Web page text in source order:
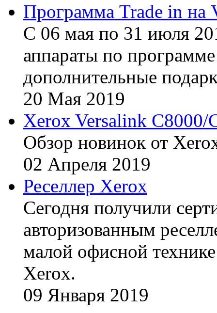
Программа Trade in на
С 06 мая по 31 июля
аппараты по
дополнительные
20 Мая 2019
Xerox Versalink C8000/
Обзор новинок от
02 Апреля 2019
Реселлер Xerox
Сегодня получили
авторизованным
малой офисной
Xerox.
09 Января 2019